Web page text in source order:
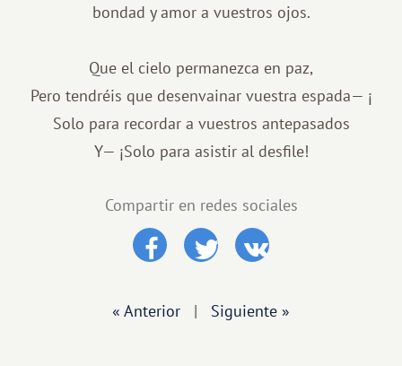
bondad y amor a vuestros ojos.
Que el cielo permanezca en paz,
Pero tendréis que desenvainar vuestra espada— ¡
Solo para recordar a vuestros antepasados
​​Y— ¡Solo para asistir al desfile!
Compartir en redes sociales
« Anterior | Siguiente »